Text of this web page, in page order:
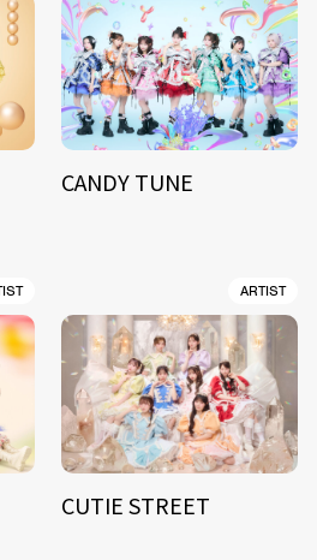
CANDY TUNE
ARTIST
CUTIE STREET